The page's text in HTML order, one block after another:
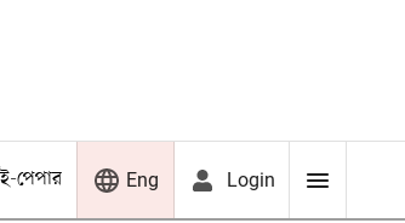
ই-পেপার Eng Login